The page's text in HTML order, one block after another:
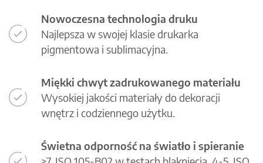
Nowoczesna technologia druku
Najlepsza w swojej klasie drukarka
pigmentowa i sublimacyjna.
Miękki chwyt zadrukowanego materiału
Wysokiej jakości materiały do dekoracji
wnętrz i codziennego użytku.
Świetna odporność na światło i spieranie